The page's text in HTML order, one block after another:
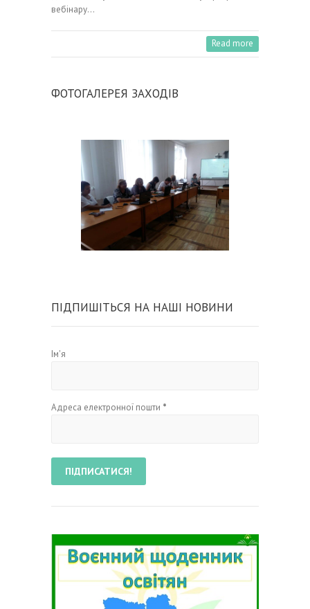
вебінару…
Read more
ФОТОГАЛЕРЕЯ ЗАХОДІВ
ПІДПИШІТЬСЯ НА НАШІ НОВИНИ
Ім'я
Адреса електронної пошти *